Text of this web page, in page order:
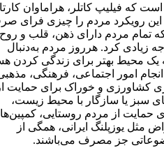
است که فیلیپ کاتلر، هراماوان
این رویکرد مردم را چیزی فرای
تمام مردم دارای ذهن، قلب و روح
زیادی کرد. هرروز مردم به‌دنبال
یک محیط بهتر برای زندگی کردن
امور اجتماعی، فرهنگی،
کشاورزی و خوراک برای حمایت
سبز یا سازگار با محیط زیست،
حمایت از مردم روستایی،
مثل یوزپلنگ ایرانی، همگی از
جز مصرف می‌باشند.